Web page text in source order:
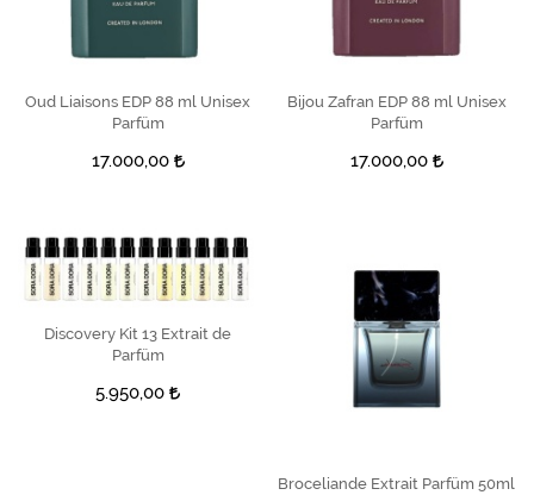
SEPETE EKLE
Oud Liaisons EDP 88 ml Unisex
Parfüm
17.000,00
SEPETE EKLE
Bijou Zafran EDP 88 ml Unisex
Parfüm
17.000,00
SEPETE EKLE
Discovery Kit 13 Extrait de
Parfüm
5.950,00
SEPETE EKLE
Broceliande Extrait Parfüm 50ml